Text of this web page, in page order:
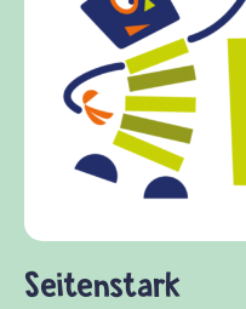
Seitenstark